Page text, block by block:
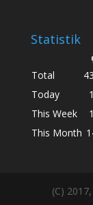
Statistik
Total
Today
This Week
This Month
(C)